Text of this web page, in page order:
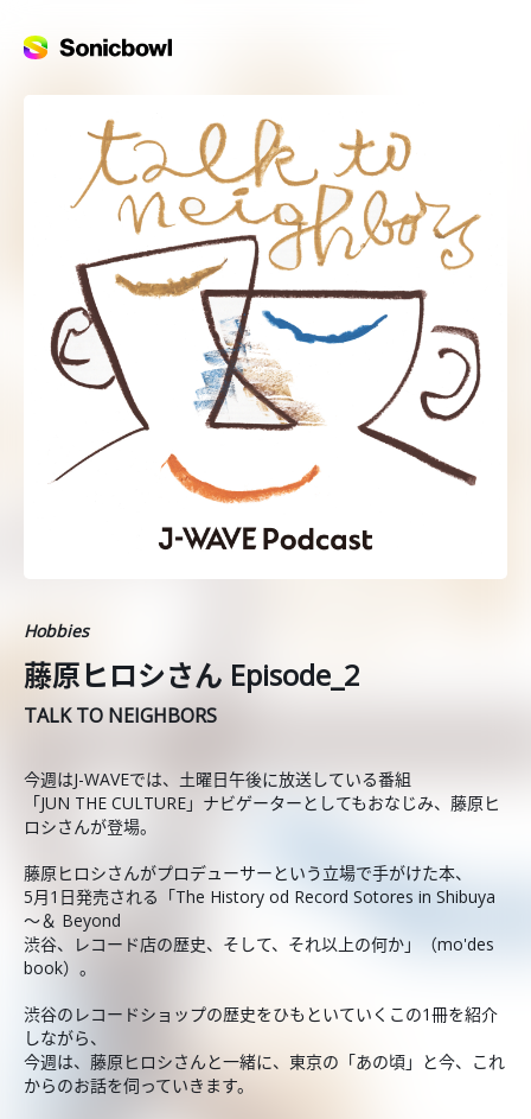
Hobbies
藤原ヒロシさん Episode_2
TALK TO NEIGHBORS
今週はJ-WAVEでは、土曜日午後に放送している番組
「JUN THE CULTURE」ナビゲーターとしてもおなじみ、藤原ヒ
ロシさんが登場。
藤原ヒロシさんがプロデューサーという立場で手がけた本、
5月1日発売される「The History od Record Sotores in Shibuya
〜＆ Beyond
渋谷、レコード店の歴史、そして、それ以上の何か」（mo'des
book）。
渋谷のレコードショップの歴史をひもといていくこの1冊を紹介
しながら、
今週は、藤原ヒロシさんと一緒に、東京の「あの頃」と今、これ
からのお話を伺っていきます。